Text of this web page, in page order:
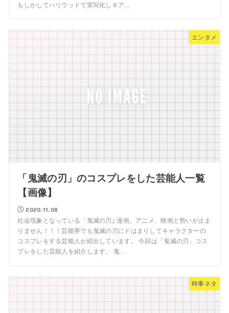
もしかしてハリウッドで実写化しキア...
エンタメ
「鬼滅の刃」のコスプレをした芸能人一覧
【画像】
2020.11.08
社会現象となっている「鬼滅の刃｣ 漫画、アニメ、映画と勢いが止ま
りません！！！芸能界でも鬼滅の刃にドはまりしてキャラクターの
コスプレをする芸能人が続出しています。 今回は「鬼滅の刃」コス
プレをした芸能人を紹介します。 鬼...
時事ネタ